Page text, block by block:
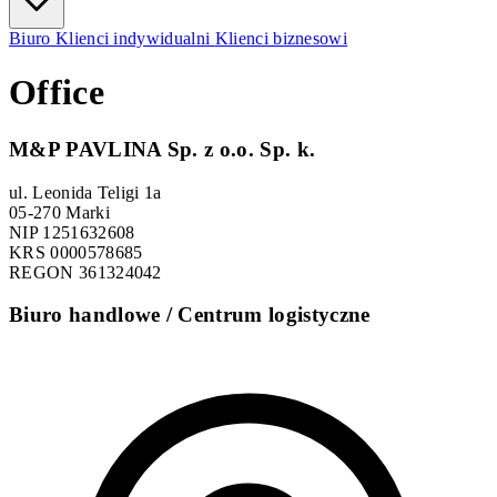
Biuro Klienci indywidualni Klienci biznesowi
Office
M&P PAVLINA Sp. z o.o. Sp. k.
ul. Leonida Teligi 1a
05-270 Marki
NIP 1251632608
KRS 0000578685
REGON 361324042
Biuro handlowe / Centrum logistyczne